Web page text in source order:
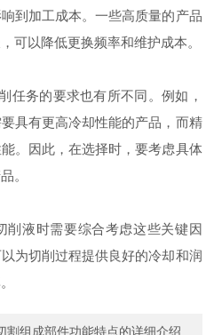
到加工成本。一些高质量的产品
可以降低更换频率和维护成本。
务的要求也有所不同。例如，
具有更高冷却性能的产品，而精
。因此，在选择时，要考虑具体
。
液时需要综合考虑这些关键因
为切削过程提供良好的冷却和润
割组成部件功能特点的详细介绍